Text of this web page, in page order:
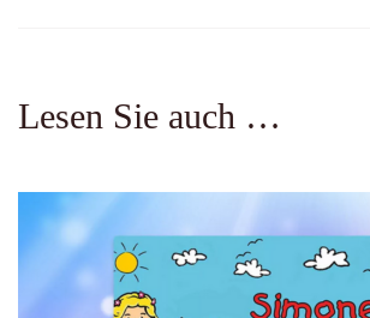
Lesen Sie auch …